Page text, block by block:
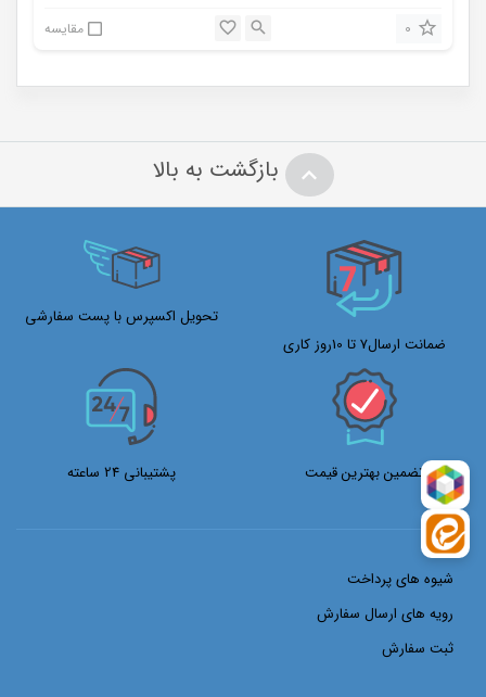
0 مقایسه
بازگشت به بالا
ضمانت ارسال7 تا 10روز کاری
تحویل اکسپرس با پست سفارشی
تضمین بهترین قیمت پشتیبانی 24 ساعته
شیوه های پرداخت
رویه های ارسال سفارش
ثبت سفارش